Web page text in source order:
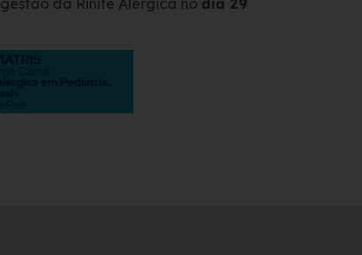
da Rinite Alérgica no dia 29